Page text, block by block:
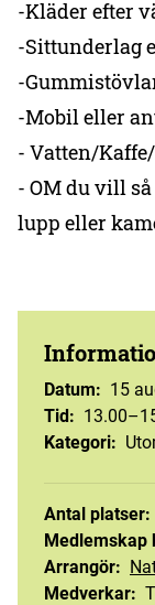
-Kläder efter
-Sittunderlag
-
-Mobil eller
- Vatten/
- OM du vill
lupp eller
Datum: 15
Tid:
Kategori:
Antal platser:
Medlemskap
Arrangör:
Medverkar: